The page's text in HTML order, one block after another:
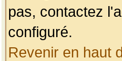
pas, contactez
configuré.
Revenir en haut